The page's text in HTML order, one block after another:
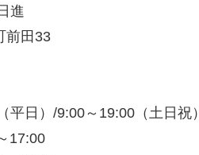
進
前田33
平日）/9:00～19:00（土日祝）
17:00